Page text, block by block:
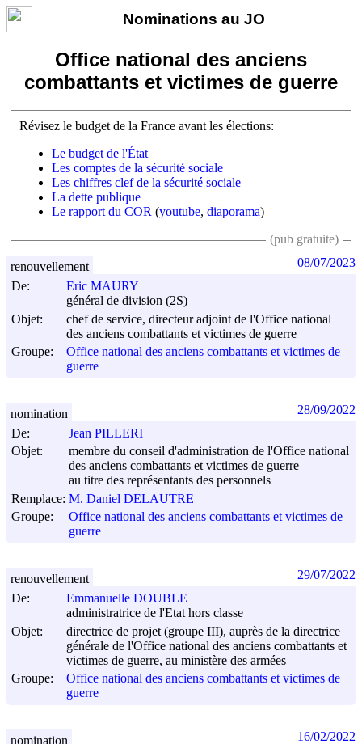
Nominations au JO
Office national des anciens
combattants et victimes de guerre
Révisez le budget de la France avant les élections:
Le budget de l'État
Les comptes de la sécurité sociale
Les chiffres clef de la sécurité sociale
La dette publique
Le rapport du COR (youtube, diaporama)
(pub gratuite)
De:
Eric MAURY
général de division (2S)
Objet:
chef de service, directeur adjoint de l'Office national
des anciens combattants et victimes de guerre
Groupe:
Office national des anciens combattants et victimes de
guerre
renouvellement 08/07/2023
De:
Jean PILLERI
Objet:
membre du conseil d'administration de l'Office national
des anciens combattants et victimes de guerre
au titre des représentants des personnels
Remplace: M. Daniel DELAUTRE
Groupe:
Office national des anciens combattants et victimes de
guerre
nomination 28/09/2022
De:
Emmanuelle DOUBLE
administratrice de l'Etat hors classe
Objet:
directrice de projet (groupe III), auprès de la directrice
générale de l'Office national des anciens combattants et
victimes de guerre, au ministère des armées
Groupe:
Office national des anciens combattants et victimes de
guerre
renouvellement 29/07/2022
nomination 16/02/2022